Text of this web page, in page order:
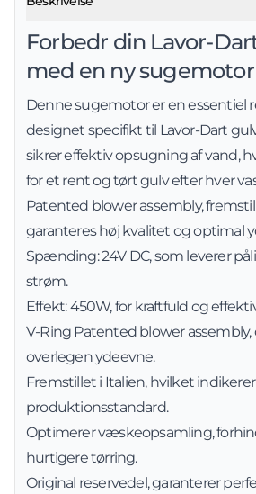
Forbedr din Lavor-
med en ny sugemotor
Denne sugemotor er en essentiel
designet specifikt til Lavor-Dart
sikrer effektiv opsugning af vand,
for et rent og tørt gulv efter hver
Patented blower assembly,
garanteres høj kvalitet og optimal
Spænding: 24V DC, som leverer
strøm.
Effekt: 450W, for kraftfuld og
V-Ring Patented blower assembly,
overlegen ydeevne.
Fremstillet i Italien, hvilket
produktionsstandard.
Optimerer væskeopsamling,
hurtigere tørring.
Original reservedel, garanterer